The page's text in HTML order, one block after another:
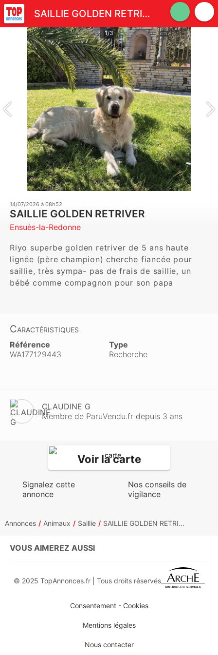
SAILLIE GOLDEN RETRIVER
1/3
14/07/2026 à 08h52
SAILLIE GOLDEN RETRIVER
Ensuès-la-Redonne
Riyo superbe golden retriver de 5 ans haute
lignée (père champion) cherche fiancée pour
saillie, très sympa- pas de frais de saillie, un
bébé comme compagnon pour son papa
Caractéristiques
Référence
WA177129443
Type
Recherche
CLAUDINE G
Membre de ParuVendu.fr depuis 3 ans
Voir la carte
Signalez cette
annonce
Nos conseils de
vigilance
Annonces Animaux Saillie SAILLIE GOLDEN RETRI...
VOUS AIMEREZ AUSSI
© 2025 TopAnnonces.fr | Tous droits réservés
Consentement - Cookies
Mentions légales
Nous contacter